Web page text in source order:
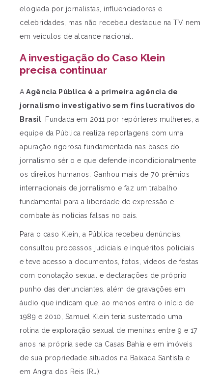
elogiada por jornalistas, influenciadores e
celebridades, mas não recebeu destaque na TV nem
em veículos de alcance nacional.
A investigação do Caso Klein
precisa continuar
A Agência Pública é a primeira agência de
jornalismo investigativo sem fins lucrativos do
Brasil . Fundada em 2011 por repórteres mulheres, a
equipe da Pública realiza reportagens com uma
apuração rigorosa fundamentada nas bases do
jornalismo sério e que defende incondicionalmente
os direitos humanos. Ganhou mais de 70 prêmios
internacionais de jornalismo e faz um trabalho
fundamental para a liberdade de expressão e
combate às notícias falsas no país.
Para o caso Klein, a Pública recebeu denúncias,
consultou processos judiciais e inquéritos policiais
e teve acesso a documentos, fotos, vídeos de festas
com conotação sexual e declarações de próprio
punho das denunciantes, além de gravações em
áudio que indicam que, ao menos entre o início de
1989 e 2010, Samuel Klein teria sustentado uma
rotina de exploração sexual de meninas entre 9 e 17
anos na própria sede da Casas Bahia e em imóveis
de sua propriedade situados na Baixada Santista e
em Angra dos Reis (RJ).